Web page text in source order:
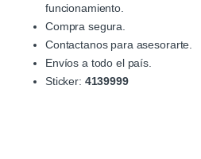
funcionamiento.
Compra segura.
Contactanos para asesorarte.
Envíos a todo el país.
Sticker: 4139999